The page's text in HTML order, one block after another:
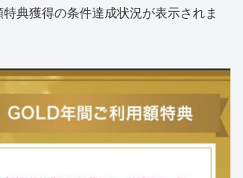
典獲得の条件達成状況が表示されま